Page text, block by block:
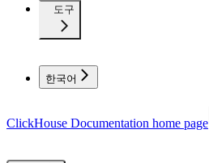
도구
한국어
ClickHouse Documentation home page